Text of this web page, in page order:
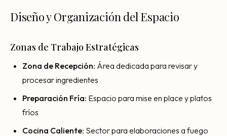
Diseño y Organización del Espacio
Zonas de Trabajo Estratégicas
Zona de Recepción: Área dedicada para revisar y
procesar ingredientes
Preparación Fría: Espacio para mise en place y platos
fríos
Cocina Caliente: Sector para elaboraciones a fuego